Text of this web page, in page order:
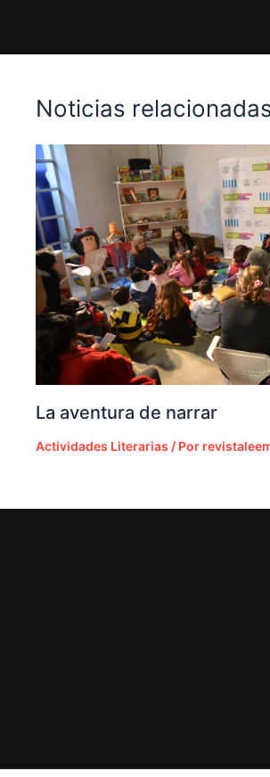
Noticias
La aventura de narrar
Actividades Literarias / Por